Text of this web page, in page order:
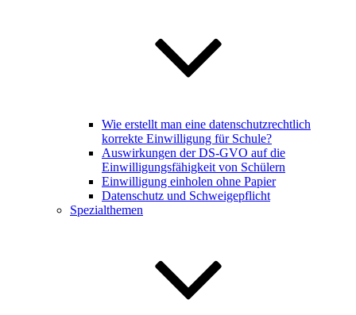
Wie erstellt man eine datenschutzrechtlich
korrekte Einwilligung für Schule?
Auswirkungen der DS-GVO auf die
Einwilligungsfähigkeit von Schülern
Einwilligung einholen ohne Papier
Datenschutz und Schweigepflicht
Spezialthemen